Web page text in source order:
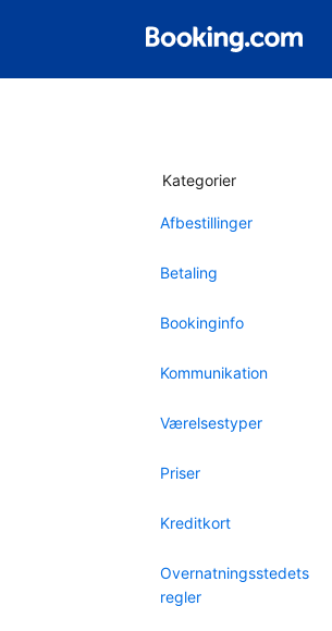
Kategorier
Afbestillinger
Betaling
Bookinginfo
Kommunikation
Værelsestyper
Priser
Kreditkort
Overnatningsstedets
regler